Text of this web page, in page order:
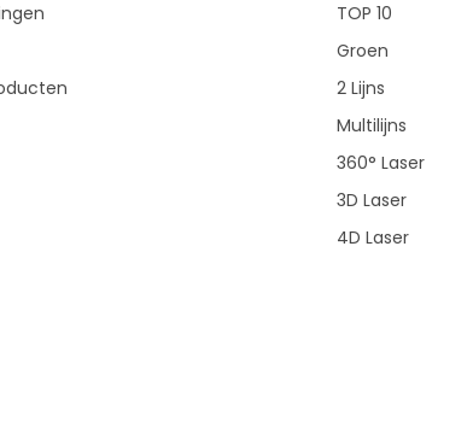
TOP 10
Groen
2 Lijns
Multilijns
360° Laser
3D Laser
4D Laser